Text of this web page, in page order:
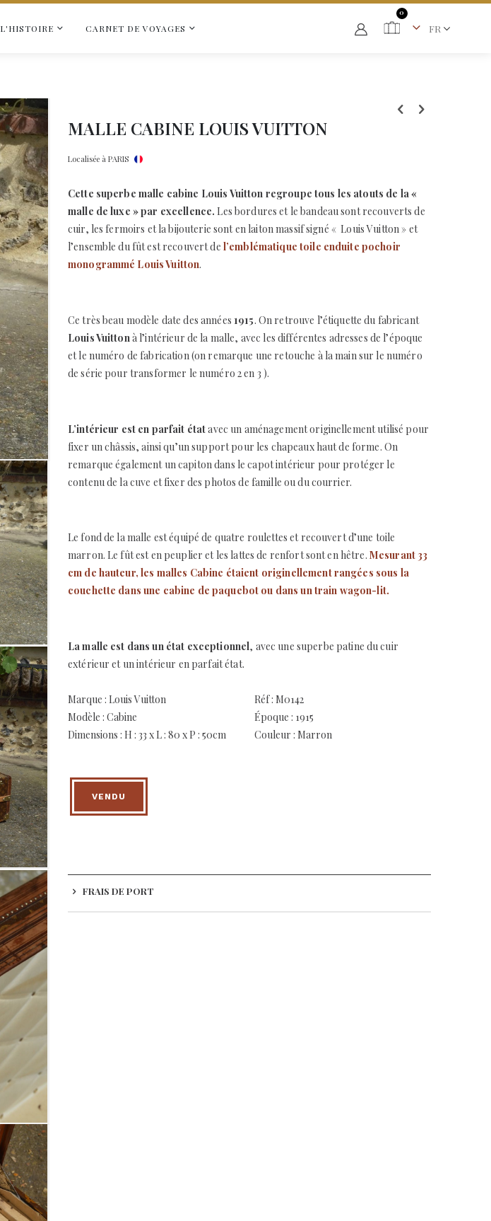
L'HISTOIRE CARNET DE VOYAGES
Cart
0articles
MALLE CABINE LOUIS VUITTON
Localisée à PARIS
Cette superbe malle cabine Louis Vuitton regroupe tous les atouts de la «
malle de luxe » par excellence. Les bordures et le bandeau sont recouverts de
cuir, les fermoirs et la bijouterie sont en laiton massif signé « Louis Vuitton » et
l’ensemble du fût est recouvert de l’emblématique toile enduite pochoir
monogrammé Louis Vuitton.
Ce très beau modèle date des années 1915. On retrouve l’étiquette du fabricant
Louis Vuitton à l’intérieur de la malle, avec les différentes adresses de l’époque
et le numéro de fabrication (on remarque une retouche à la main sur le numéro
de série pour transformer le numéro 2 en 3 ).
L’intérieur est en parfait étatavec un aménagement originellement utilisé pour
fixer un châssis, ainsi qu’un support pour les chapeaux haut de forme. On
remarque également un capiton dans le capot intérieur pour protéger le
contenu de la cuve et fixer des photos de famille ou du courrier.
Le fond de la malle est équipé de quatre roulettes et recouvert d’une toile
marron. Le fût est en peuplier et les lattes de renfort sont en hêtre. Mesurant 33
cm de hauteur, les malles Cabine étaient originellement rangées sous la
couchette dans une cabine de paquebot ou dans un train wagon-lit.
La malle est dans un état exceptionnel, avec une superbe patine du cuir
extérieur et un intérieur en parfait état.
Marque : Louis Vuitton
Modèle : Cabine
Dimensions : H : 33 x L : 80 x P : 50cm
Réf : M0142
Époque : 1915
Couleur : Marron
VENDU
FRAIS DE PORT